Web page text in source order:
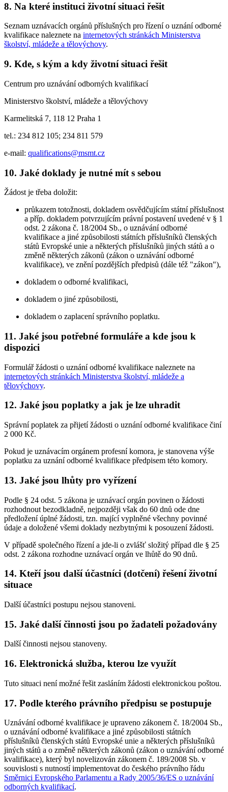
8. Na které instituci životní situaci řešit
Seznam uznávacích orgánů příslušných pro řízení o uznání odborné
kvalifikace naleznete na internetových stránkách Ministerstva
školství, mládeže a tělovýchovy.
9. Kde, s kým a kdy životní situaci řešit
Centrum pro uznávání odborných kvalifikací
Ministerstvo školství, mládeže a tělovýchovy
Karmelitská 7, 118 12 Praha 1
tel.: 234 812 105; 234 811 579
e-mail: qualifications@msmt.cz
10. Jaké doklady je nutné mít s sebou
Žádost je třeba doložit:
průkazem totožnosti, dokladem osvědčujícím státní příslušnost
a příp. dokladem potvrzujícím právní postavení uvedené v § 1
odst. 2 zákona č. 18/2004 Sb., o uznávání odborné
kvalifikace a jiné způsobilosti státních příslušníků členských
států Evropské unie a některých příslušníků jiných států a o
změně některých zákonů (zákon o uznávání odborné
kvalifikace), ve znění pozdějších předpisů (dále též "zákon"),
dokladem o odborné kvalifikaci,
dokladem o jiné způsobilosti,
dokladem o zaplacení správního poplatku.
11. Jaké jsou potřebné formuláře a kde jsou k
dispozici
Formulář žádosti o uznání odborné kvalifikace naleznete na
internetových stránkách Ministerstva školství, mládeže a
tělovýchovy.
12. Jaké jsou poplatky a jak je lze uhradit
Správní poplatek za přijetí žádosti o uznání odborné kvalifikace činí
2 000 Kč.
Pokud je uznávacím orgánem profesní komora, je stanovena výše
poplatku za uznání odborné kvalifikace předpisem této komory.
13. Jaké jsou lhůty pro vyřízení
Podle § 24 odst. 5 zákona je uznávací orgán povinen o žádosti
rozhodnout bezodkladně, nejpozději však do 60 dnů ode dne
předložení úplné žádosti, tzn. mající vyplněné všechny povinné
údaje a doložené všemi doklady nezbytnými k posouzení žádosti.
V případě společného řízení a jde-li o zvlášť složitý případ dle § 25
odst. 2 zákona rozhodne uznávací orgán ve lhůtě do 90 dnů.
14. Kteří jsou další účastníci (dotčení) řešení životní
situace
Další účastníci postupu nejsou stanoveni.
15. Jaké další činnosti jsou po žadateli požadovány
Další činnosti nejsou stanoveny.
16. Elektronická služba, kterou lze využít
Tuto situaci není možné řešit zasláním žádosti elektronickou poštou.
17. Podle kterého právního předpisu se postupuje
Uznávání odborné kvalifikace je upraveno zákonem č. 18/2004 Sb.,
o uznávání odborné kvalifikace a jiné způsobilosti státních
příslušníků členských států Evropské unie a některých příslušníků
jiných států a o změně některých zákonů (zákon o uznávání odborné
kvalifikace), který byl novelizován zákonem č. 189/2008 Sb. v
souvislosti s nutností implementovat do českého právního řádu
Směrnici Evropského Parlamentu a Rady 2005/36/ES o uznávání
odborných kvalifikací.